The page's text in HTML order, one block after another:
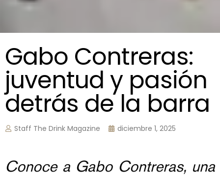
Gabo Contreras:
juventud y pasión
detrás de la barra
Staff The Drink Magazine diciembre 1, 2025
Conoce a Gabo Contreras, una